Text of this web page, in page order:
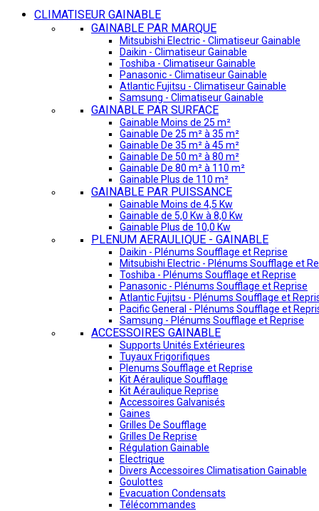
CLIMATISEUR GAINABLE
GAINABLE PAR MARQUE
Mitsubishi Electric - Climatiseur Gainable
Daikin - Climatiseur Gainable
Toshiba - Climatiseur Gainable
Panasonic - Climatiseur Gainable
Atlantic Fujitsu - Climatiseur Gainable
Samsung - Climatiseur Gainable
GAINABLE PAR SURFACE
Gainable Moins de 25 m²
Gainable De 25 m² à 35 m²
Gainable De 35 m² à 45 m²
Gainable De 50 m² à 80 m²
Gainable De 80 m² à 110 m²
Gainable Plus de 110 m²
GAINABLE PAR PUISSANCE
Gainable Moins de 4,5 Kw
Gainable de 5,0 Kw à 8,0 Kw
Gainable Plus de 10,0 Kw
PLENUM AERAULIQUE - GAINABLE
Daikin - Plénums Soufflage et Reprise
Mitsubishi Electric - Plénums Soufflage et
Toshiba - Plénums Soufflage et Reprise
Panasonic - Plénums Soufflage et Reprise
Atlantic Fujitsu - Plénums Soufflage et
Pacific General - Plénums Soufflage et
Samsung - Plénums Soufflage et Reprise
ACCESSOIRES GAINABLE
Supports Unités Extérieures
Tuyaux Frigorifiques
Plenums Soufflage et Reprise
Kit Aéraulique Soufflage
Kit Aéraulique Reprise
Accessoires Galvanisés
Gaines
Grilles De Soufflage
Grilles De Reprise
Régulation Gainable
Electrique
Divers Accessoires Climatisation Gainable
Goulottes
Evacuation Condensats
Télécommandes